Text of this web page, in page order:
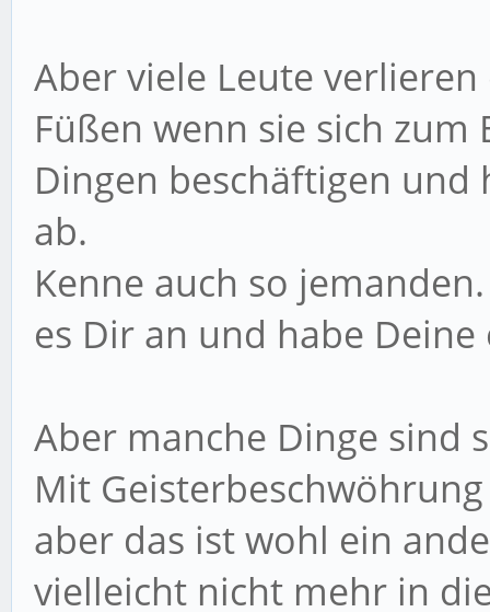
Aber viele Leute
Füßen wenn sie sich
Dingen beschäftigen
ab.
Kenne auch so
es Dir an und habe
Aber manche Dinge sind
Mit
aber das ist wohl ein
vielleicht nicht mehr in